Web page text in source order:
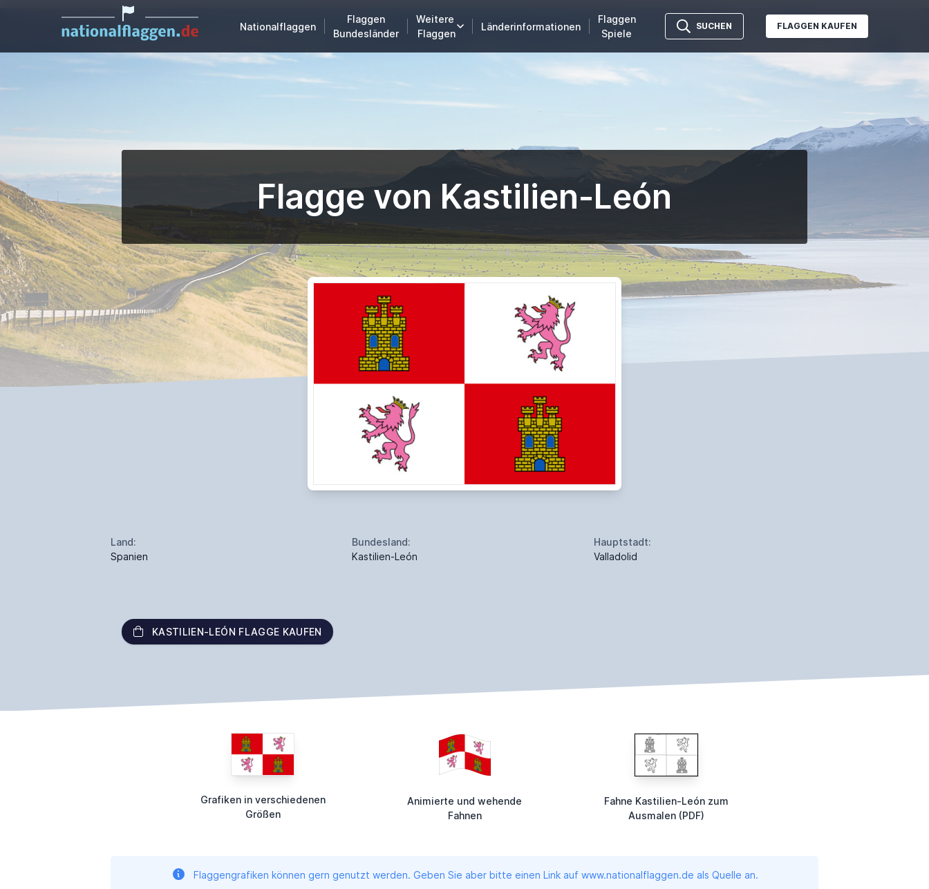
Nationalflaggen
Flaggen
Bundesländer
Weitere
Flaggen
Länderinformationen
Flaggen
Spiele
SUCHEN FLAGGEN KAUFEN
Flagge von Kastilien-León
Land:
Spanien
Bundesland:
Kastilien-León
Hauptstadt:
Valladolid
KASTILIEN-LEÓN FLAGGE KAUFEN
Grafiken in verschiedenen
Größen
Animierte und wehende
Fahnen
Fahne Kastilien-León zum
Ausmalen (PDF)
Flaggengrafiken können gern genutzt werden. Geben Sie aber bitte einen Link auf www.nationalflaggen.de als Quelle an.